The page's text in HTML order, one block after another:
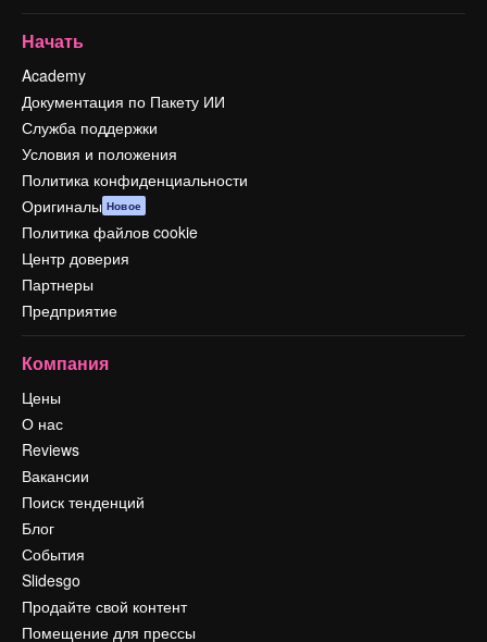
Начать
Academy
Документация по Пакету ИИ
Служба поддержки
Условия и положения
Политика конфиденциальности
Оригиналы Новое
Политика файлов cookie
Центр доверия
Партнеры
Предприятие
Компания
Цены
О нас
Reviews
Вакансии
Поиск тенденций
Блог
События
Slidesgo
Продайте свой контент
Помещение для прессы